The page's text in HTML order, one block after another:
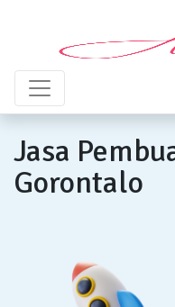
Jasa
Gorontalo